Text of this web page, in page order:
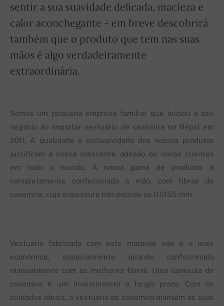
sentir a sua suavidade delicada, macieza e
calor aconchegante - em breve descobrirá
também que o produto que tem nas suas
mãos é algo verdadeiramente
extraordinária.
Somos um pequena empresa familiar que iniciou o seu
negócio ao importar vestuário de caxemira no Nepal em
2011. A qualidade e exclusividade dos nossos produtos
justificam a nossa crescente adesão de novos clientes
em todo o mundo. A nossa gama de produtos é
completamente confecionada à mão, com fibras de
caxemira, cuja espessura não excede os 0.0155 mm.
Vestuário fabricado com este material não é o mais
económico, especialmente quando confecionado
manualmente com as melhores fibras. Uma camisola de
caxemira é um investimento a longo prazo. Com os
cuidados ideais, o vestuário de caxemira mantém as suas